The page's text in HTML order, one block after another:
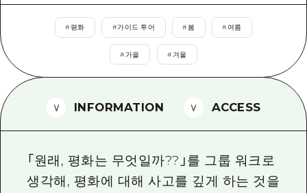
자연
1박 2일
2박 3일
자원봉사 가이드
히로시마현내 매력을 동영상으로 소개!
관광 안내 책자
#평화 #가이드 투어 #봄 # 여름
# 가을 # 겨울
INFORMATION ACCESS
「원래, 평화는 무엇일까??」를 그룹 워크로
생각해, 평화에 대해 사고를 깊게 하는 것을